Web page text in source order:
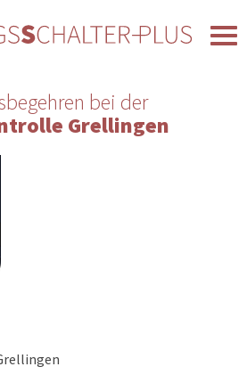
bei der
Grellingen